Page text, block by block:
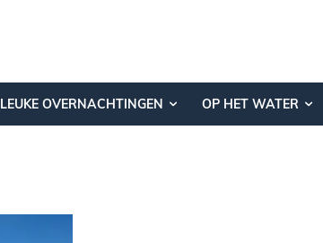
LEUKE OVERNACHTINGEN OP HET WATER